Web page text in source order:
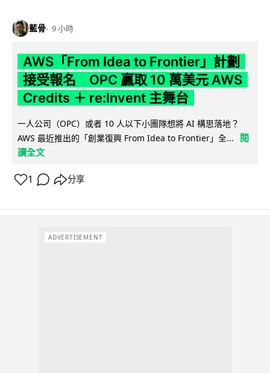
藍骨 9 小時
AWS「From Idea to Frontier」計劃
接受報名 OPC 贏取 10 萬美元 AWS
Credits ＋ re:Invent 主舞台
一人公司（OPC）或者 10 人以下小團隊想將 AI 構思落地？
AWS 最近推出的「創業復興 From Idea to Frontier」全...
閱
讀全文
1 分享
ADVERTISEMENT